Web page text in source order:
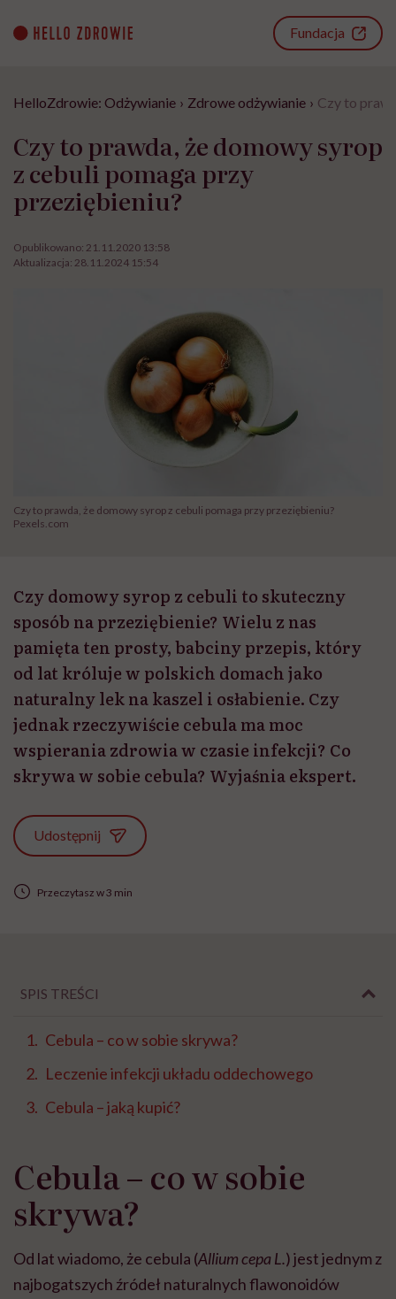
content
Fundacja
HelloZdrowie: Odżywianie › Zdrowe odżywianie › Czy to
Czy to prawda, że domowy syrop
z cebuli pomaga przy
przeziębieniu?
Opublikowano: 21.11.2020 13:58
Aktualizacja: 28.11.2024 15:54
Czy to prawda, że domowy syrop z cebuli pomaga przy przeziębieniu?
Pexels.com
Czy domowy syrop z cebuli to skuteczny
sposób na przeziębienie? Wielu z nas
pamięta ten prosty, babciny przepis, który
od lat króluje w polskich domach jako
naturalny lek na kaszel i osłabienie. Czy
jednak rzeczywiście cebula ma moc
wspierania zdrowia w czasie infekcji? Co
skrywa w sobie cebula? Wyjaśnia ekspert.
Udostępnij
Przeczytasz w 3 min
SPIS TREŚCI
Cebula – co w sobie skrywa?
Leczenie infekcji układu oddechowego
Cebula – jaką kupić?
Cebula – co w sobie
skrywa?
Od lat wiadomo, że cebula (Allium cepa L.) jest jednym z
najbogatszych źródeł naturalnych flawonoidów